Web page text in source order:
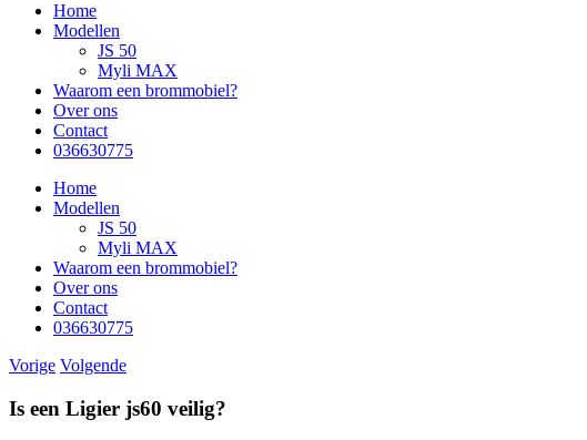
Home
Modellen
JS 50
Myli MAX
Waarom een brommobiel?
Over ons
Contact
036630775
Home
Modellen
JS 50
Myli MAX
Waarom een brommobiel?
Over ons
Contact
036630775
Vorige Volgende
Is een Ligier js60 veilig?